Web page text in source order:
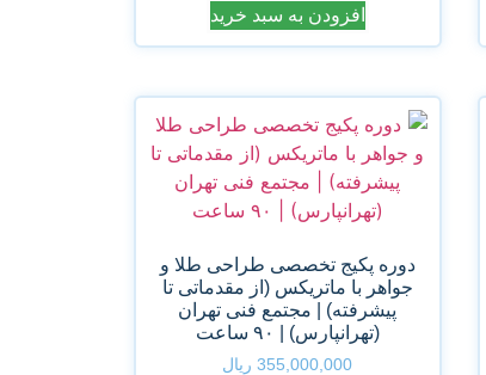
افزودن به سبد خرید
دوره پکیج تخصصی طراحی طلا و
جواهر با ماتریکس (از مقدماتی تا
پیشرفته) | مجتمع فنی تهران
(تهرانپارس) | ۹۰ ساعت
355,000,000 ریال